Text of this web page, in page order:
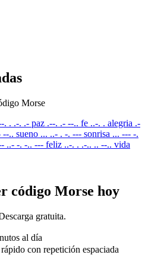
Morse
. . .-. .- paz .--. .- --.. fe ..-. . alegria .-
--.. sueno ... ..- . -. --- sonrisa ... --- -.
..- -. -.. --- feliz ..-. . .-.. .. --.. vida
código Morse hoy
gratuita.
al día
con repetición espaciada